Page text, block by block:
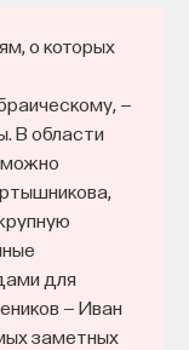
о которых
—
В области
можно
для
— Иван
заметных